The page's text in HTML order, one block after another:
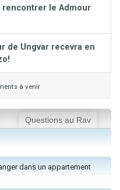
rencontrer le Admour
de Ungvar recevra en
à venir
Questions au Rav
dans un appartement